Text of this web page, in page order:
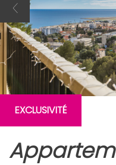
EXCLUSIVITÉ
appartement - 61,04 m²